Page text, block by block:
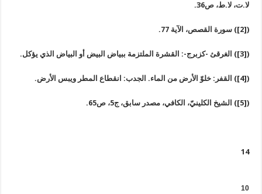
لا.ت، لا.ط، ص36.
([2]) سورة القصص، الآية 77.
([3]) الغرقئ -كزبرج-: القشرة الملتزمة ببياض البيض أو البياض الذي يؤكل.
([4]) القفر: خلوّ الأرض من الماء. الجدب: انقطاع المطر ويبس الأرض.
([5]) الشيخ الكلينيّ، الكافي، مصدر سابق، ج5، ص65.
14
10